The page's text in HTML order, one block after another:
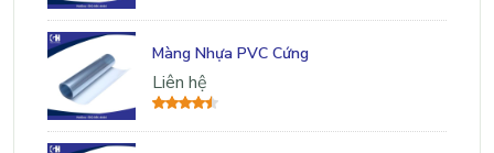
Màng Nhựa PVC Cứng
Liên hệ